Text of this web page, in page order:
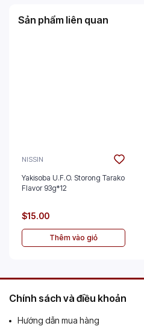
Sản phẩm liên quan
NISSIN
Yakisoba U.F.O. Storong Tarako
Flavor 93g*12
$15.00
Thêm vào giỏ
Chính sách và điều khoản
Hướng dẫn mua hàng